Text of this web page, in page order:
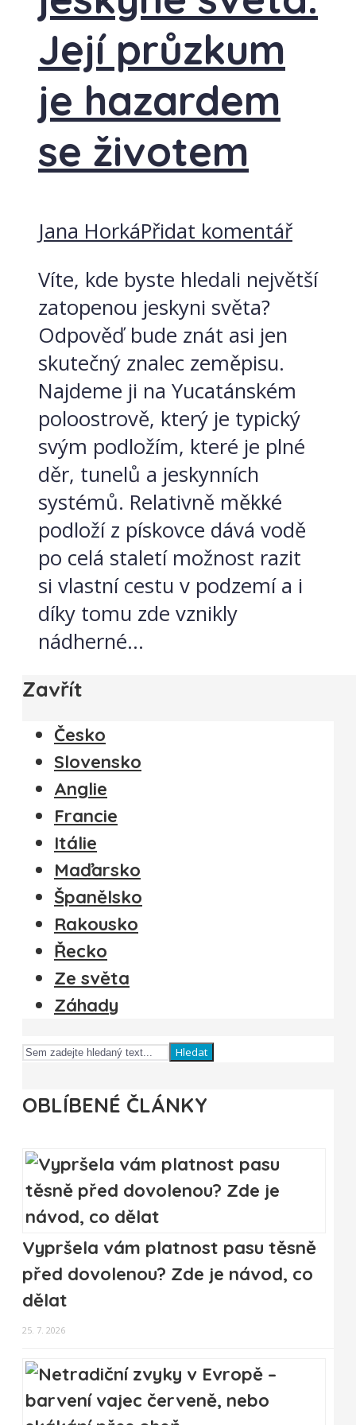
Její průzkum
je hazardem
se životem
Jana HorkáPřidat komentář
Víte, kde byste hledali největší
zatopenou jeskyni světa?
Odpověď bude znát asi jen
skutečný znalec zeměpisu.
Najdeme ji na Yucatánském
poloostrově, který je typický
svým podložím, které je plné
děr, tunelů a jeskynních
systémů. Relativně měkké
podloží z pískovce dává vodě
po celá staletí možnost razit
si vlastní cestu v podzemí a i
díky tomu zde vznikly
nádherné...
Zavřít
Česko
Slovensko
Anglie
Francie
Itálie
Maďarsko
Španělsko
Rakousko
Řecko
Ze světa
Záhady
Hledat
OBLÍBENÉ ČLÁNKY
Vypršela vám platnost pasu těsně
před dovolenou? Zde je návod, co
dělat
25. 7. 2026